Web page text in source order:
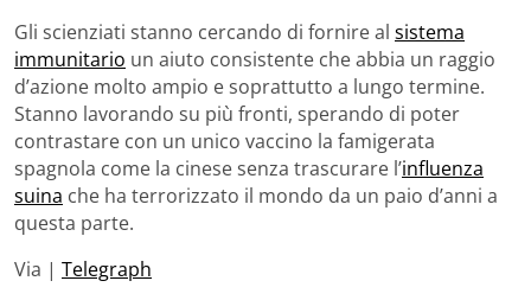
Gli scienziati stanno cercando di fornire al sistema
immunitario un aiuto consistente che abbia un raggio
d’azione molto ampio e soprattutto a lungo termine.
Stanno lavorando su più fronti, sperando di poter
contrastare con un unico vaccino la famigerata
spagnola come la cinese senza trascurare l’influenza
suina che ha terrorizzato il mondo da un paio d’anni a
questa parte.
Via | Telegraph